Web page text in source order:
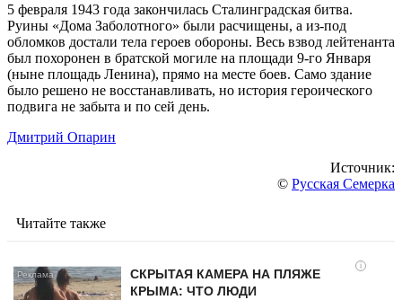
5 февраля 1943 года закончилась Сталинградская битва.
Руины «Дома Заболотного» были расчищены, а из-под
обломков достали тела героев обороны. Весь взвод лейтенанта
был похоронен в братской могиле на площади 9-го Января
(ныне площадь Ленина), прямо на месте боев. Само здание
было решено не восстанавливать, но история героического
подвига не забыта и по сей день.
Дмитрий Опарин
Источник:
© Русская Семерка
Читайте также
i
СКРЫТАЯ КАМЕРА НА ПЛЯЖЕ
КРЫМА: ЧТО ЛЮДИ